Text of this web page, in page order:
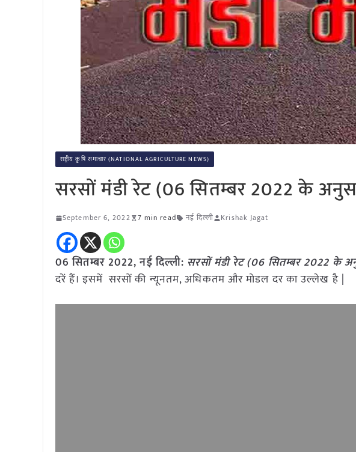
राष्ट्रीय कृषि समाचार (NATIONAL AGRICULTURE NEWS)
सरसों मंडी रेट (06 सितम्बर 2022 के
September 6, 2022 7 min read नई दिल्ली Krishak Jagat
06 सितम्बर 2022, नई दिल्ली: सरसों मंडी रेट (06 सितम्बर 2022 के
दरें हैं। इसमें सरसों की न्यूनतम, अधिकतम और मोडल दर का उल्लेख है |